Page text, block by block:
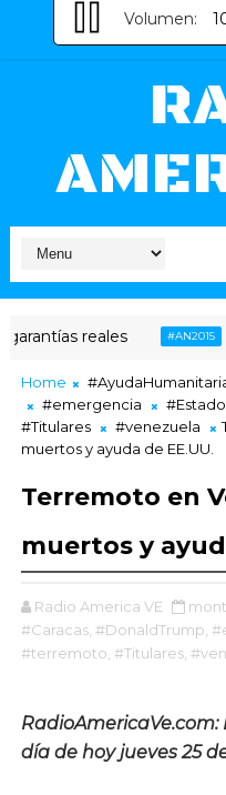
Volumen:
#AN2015 Instalan
Home
#emergencia
#Titulares
#venezuela
muertos y ayuda de EE.UU.
Terremoto en
muertos y
Radio America VE
#Caracas, #DonaldTrump,
#terremoto, #Titulares,
día de hoy jueves 25